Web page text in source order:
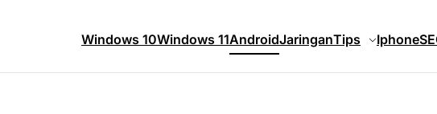
Windows 10Windows 11AndroidJaringanTips Iphone